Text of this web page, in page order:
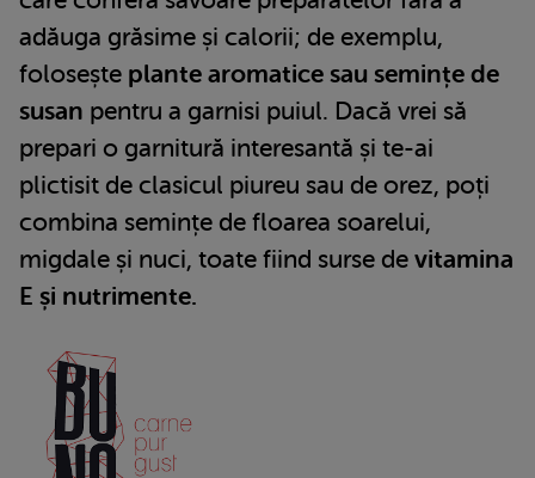
adăuga grăsime și calorii; de exemplu,
folosește plante aromatice sau semințe de
susan pentru a garnisi puiul. Dacă vrei să
prepari o garnitură interesantă și te-ai
plictisit de clasicul piureu sau de orez, poți
combina semințe de floarea soarelui,
migdale și nuci, toate fiind surse de vitamina
E și nutrimente.